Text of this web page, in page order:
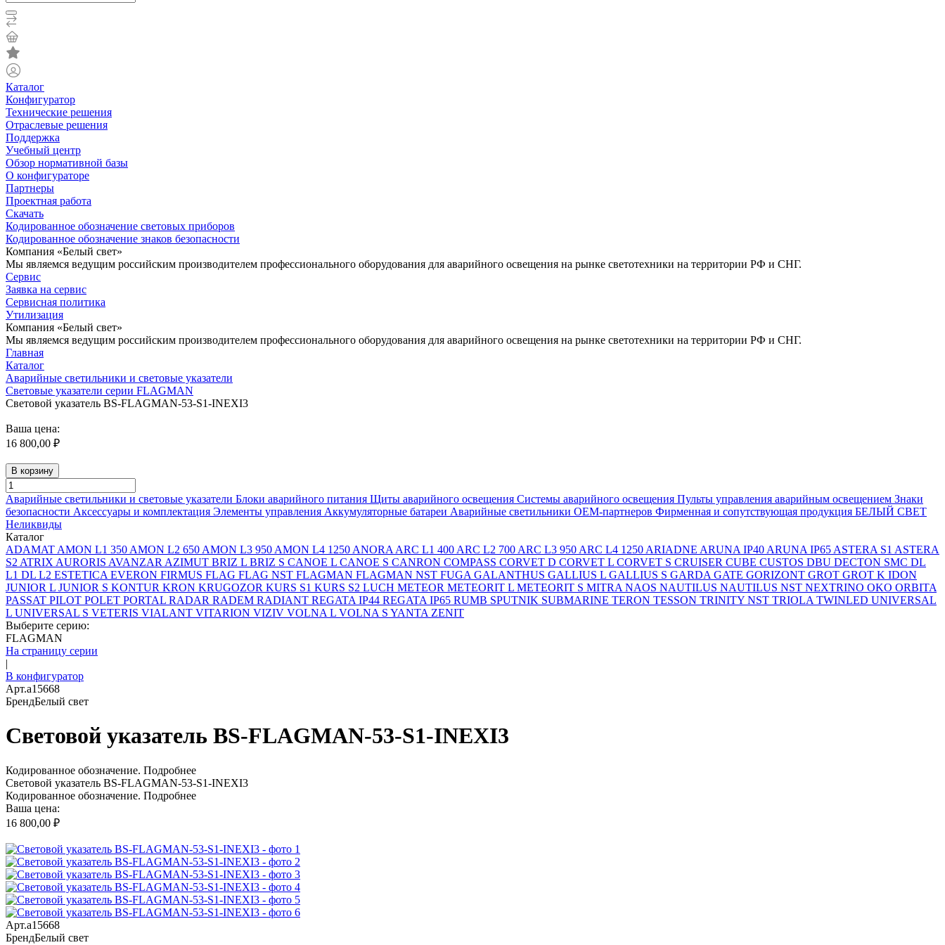
Каталог
Конфигуратор
Технические решения
Отраслевые решения
Поддержка
Учебный центр
Обзор нормативной базы
О конфигураторе
Партнеры
Проектная работа
Скачать
Кодированное обозначение световых приборов
Кодированное обозначение знаков безопасности
Компания «Белый свет»
Мы являемся ведущим российским производителем профессионального оборудования для аварийного освещения на рынке светотехники на территории РФ и СНГ.
Сервис
Заявка на сервис
Сервисная политика
Утилизация
Компания «Белый свет»
Мы являемся ведущим российским производителем профессионального оборудования для аварийного освещения на рынке светотехники на территории РФ и СНГ.
Главная
Каталог
Аварийные светильники и световые указатели
Световые указатели серии FLAGMAN
Световой указатель BS-FLAGMAN-53-S1-INEXI3
Ваша цена:
16 800,00 ₽
В корзину
Аварийные светильники и световые указатели Блоки аварийного питания Щиты аварийного освещения Системы аварийного освещения Пульты управления аварийным освещением Знаки
безопасности Аксессуары и комплектация Элементы управления Аккумуляторные батареи Аварийные светильники ОЕМ-партнеров Фирменная и сопутствующая продукция БЕЛЫЙ СВЕТ
Неликвиды
Каталог
ADAMAT AMON L1 350 AMON L2 650 AMON L3 950 AMON L4 1250 ANORA ARC L1 400 ARC L2 700 ARC L3 950 ARC L4 1250 ARIADNE ARUNA IP40 ARUNA IP65 ASTERA S1 ASTERA
S2 ATRIX AURORIS AVANZAR AZIMUT BRIZ L BRIZ S CANOE L CANOE S CANRON COMPASS CORVET D CORVET L CORVET S CRUISER CUBE CUSTOS DBU DECTON SMC DL
L1 DL L2 ESTETICA EVERON FIRMUS FLAG FLAG NST FLAGMAN FLAGMAN NST FUGA GALANTHUS GALLIUS L GALLIUS S GARDA GATE GORIZONT GROT GROT K IDON
JUNIOR L JUNIOR S KONTUR KRON KRUGOZOR KURS S1 KURS S2 LUCH METEOR METEORIT L METEORIT S MITRA NAOS NAUTILUS NAUTILUS NST NEXTRINO OKO ORBITA
PASSAT PILOT POLET PORTAL RADAR RADEM RADIANT REGATA IP44 REGATA IP65 RUMB SPUTNIK SUBMARINE TERON TESSON TRINITY NST TRIOLA TWINLED UNIVERSAL
L UNIVERSAL S VETERIS VIALANT VITARION VIZIV VOLNA L VOLNA S YANTA ZENIT
Выберите серию:
FLAGMAN
На страницу серии
|
В конфигуратор
Арт.a15668
БрендБелый свет
Световой указатель BS-FLAGMAN-53-S1-INEXI3
Кодированное обозначение. Подробнее
Световой указатель BS-FLAGMAN-53-S1-INEXI3
Кодированное обозначение. Подробнее
Ваша цена:
16 800,00 ₽
Арт.a15668
БрендБелый свет